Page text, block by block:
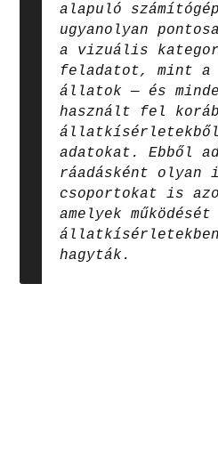
alapuló
ugyanolyan
a vizuális
feladatot, mint a
állatok — és
használt fel
állatkísérletekből
adatokat. Ebből
ráadásként olyan
csoportokat is
amelyek
hagyták.